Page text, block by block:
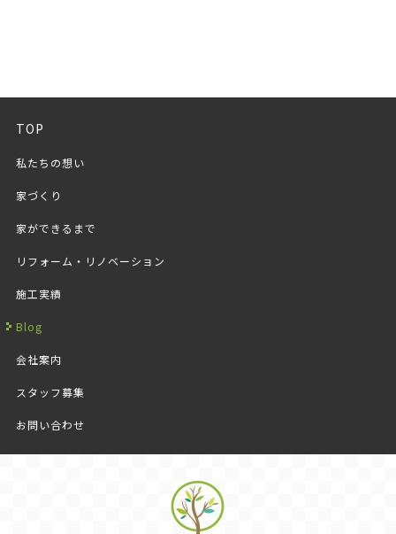
TOP
私たちの想い
家づくり
家ができるまで
リフォーム・リノベーション
施工実績
Blog
会社案内
スタッフ募集
お問い合わせ